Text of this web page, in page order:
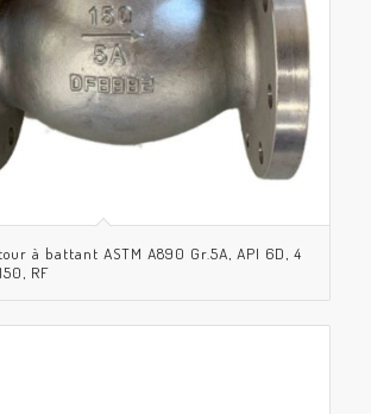
à battant ASTM A890 Gr.5A, API 6D, 4
RF